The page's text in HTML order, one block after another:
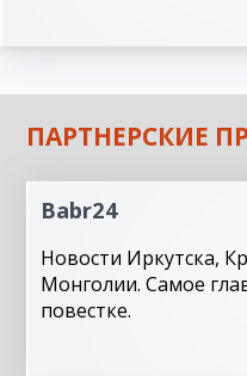
ПАРТНЕРСКИЕ
Babr24
Новости Иркутска,
Монголии. Самое
повестке.